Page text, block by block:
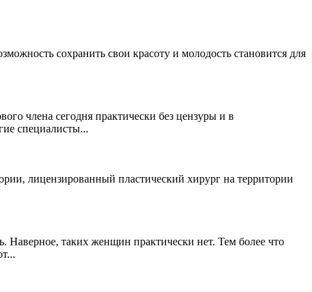
сохранить свои красоту и молодость становится для
члена сегодня практически без цензуры и в
специалисты...
лицензированный пластический хирург на территории
таких женщин практически нет. Тем более что